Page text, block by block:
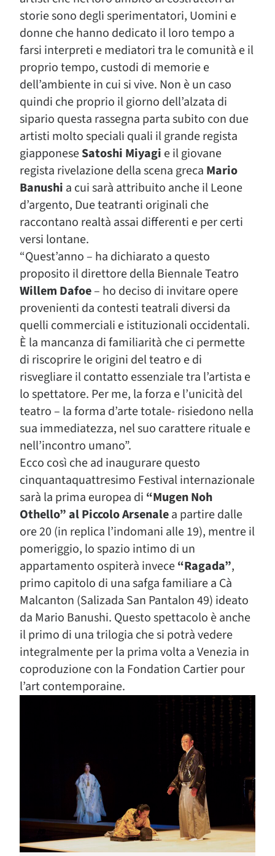
storie sono degli sperimentatori, Uomini e
donne che hanno dedicato il loro tempo a
farsi interpreti e mediatori tra le comunità e il
proprio tempo, custodi di memorie e
dell’ambiente in cui si vive. Non è un caso
quindi che proprio il giorno dell’alzata di
sipario questa rassegna parta subito con due
artisti molto speciali quali il grande regista
giapponeseSatoshi Miyagi e il giovane
regista rivelazione della scena greca Mario
Banushi a cui sarà attribuito anche il Leone
d’argento, Due teatranti originali che
raccontano realtà assai differenti e per certi
versi lontane.
“Quest’anno – ha dichiarato a questo
proposito il direttore della Biennale Teatro
Willem Dafoe– ho deciso di invitare opere
provenienti da contesti teatrali diversi da
quelli commerciali e istituzionali occidentali.
È la mancanza di familiarità che ci permette
di riscoprire le origini del teatro e di
risvegliare il contatto essenziale tra l’artista e
lo spettatore. Per me, la forza e l’unicità del
teatro – la forma d’arte totale- risiedono nella
sua immediatezza, nel suo carattere rituale e
nell’incontro umano”.
Ecco così che ad inaugurare questo
cinquantaquattresimo Festival internazionale
sarà la prima europea di “Mugen Noh
Othello” al Piccolo Arsenalea partire dalle
ore 20 (in replica l’indomani alle 19), mentre il
pomeriggio, lo spazio intimo di un
appartamento ospiterà invece“Ragada”,
primo capitolo di una safga familiare a Cà
Malcanton (Salizada San Pantalon 49) ideato
da Mario Banushi. Questo spettacolo è anche
il primo di una trilogia che si potrà vedere
integralmente per la prima volta a Venezia in
coproduzione con la Fondation Cartier pour
l’art contemporaine.